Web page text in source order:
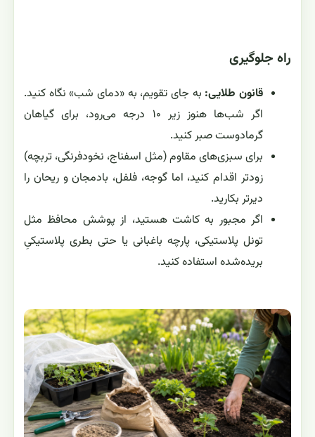
راه جلوگیری
قانون طلایی: به جای تقویم، به «دمای شب» نگاه کنید.
اگر شب‌ها هنوز زیر ۱۰ درجه می‌رود، برای گیاهان
گرمادوست صبر کنید.
برای سبزی‌های مقاوم (مثل اسفناج، نخودفرنگی، تربچه)
زودتر اقدام کنید، اما گوجه، فلفل، بادمجان و ریحان را
دیرتر بکارید.
اگر مجبور به کاشت هستید، از پوشش محافظ مثل
تونل پلاستیکی، پارچه باغبانی یا حتی بطری پلاستیکیِ
بریده‌شده استفاده کنید.